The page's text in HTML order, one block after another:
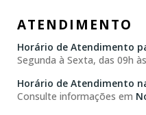
ATENDIMENTO
Horário de Atendimento
Segunda à Sexta, das 09h
Horário de Atendimento
Consulte informações em